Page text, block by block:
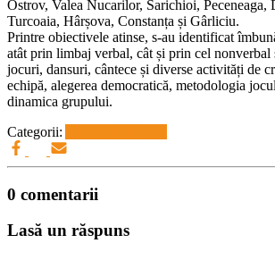
Ostrov, Valea Nucarilor, Sarichioi, Peceneaga,
Turcoaia, Hârșova, Constanța și Gârliciu.
Printre obiectivele atinse, s-au identificat
atât prin limbaj verbal, cât și prin cel nonverbal
jocuri, dansuri, cântece și diverse activități de
echipă, alegerea democratică, metodologia
dinamica grupului.
Categorii:
0 comentarii
Lasă un răspuns